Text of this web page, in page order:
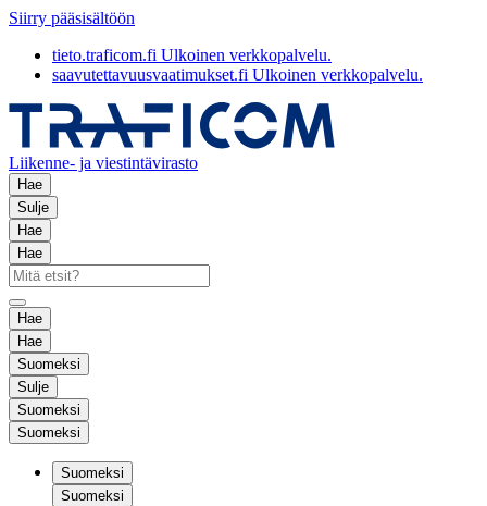
Siirry pääsisältöön
tieto.traficom.fi Ulkoinen verkkopalvelu.
saavutettavuusvaatimukset.fi Ulkoinen verkkopalvelu.
Liikenne- ja viestintävirasto
Hae
Sulje
Hae
Hae
Hae
Hae
Suomeksi
Sulje
Suomeksi
Suomeksi
Suomeksi
Suomeksi